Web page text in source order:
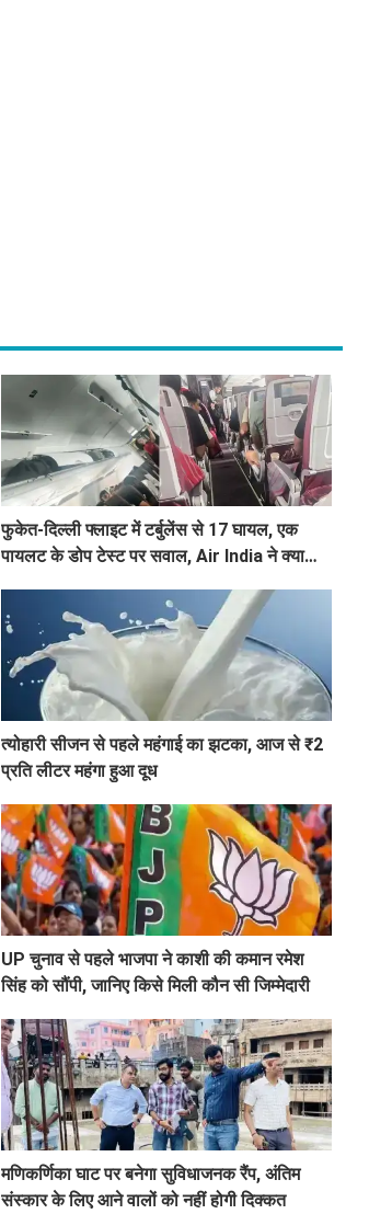
फुकेत-दिल्ली फ्लाइट में टर्बुलेंस से 17 घायल, एक
पायलट के डोप टेस्ट पर सवाल, Air India ने क्या
त्योहारी सीजन से पहले महंगाई का झटका, आज से ₹2
प्रति लीटर महंगा हुआ दूध
UP चुनाव से पहले भाजपा ने काशी की कमान रमेश
सिंह को सौंपी, जानिए किसे मिली कौन सी जिम्मेदारी
मणिकर्णिका घाट पर बनेगा सुविधाजनक रैंप, अंतिम
संस्कार के लिए आने वालों को नहीं होगी दिक्कत